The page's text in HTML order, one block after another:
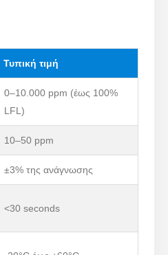
Τυπική τιμή
0–10.000 ppm (έως 100%
LFL)
10–50 ppm
±3% της ανάγνωσης
<30 seconds